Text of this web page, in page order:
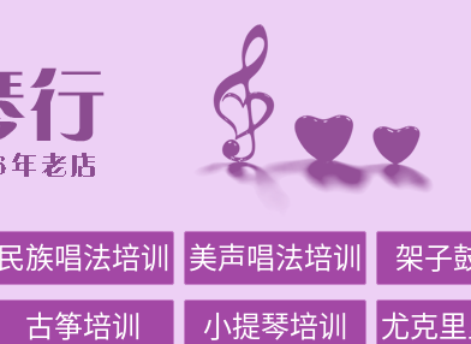
民族唱法培训 美声唱法培训 架子
古筝培训 小提琴培训 尤克